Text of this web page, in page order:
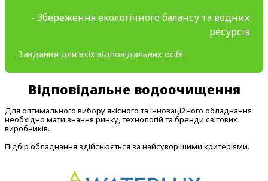
- Збереження екологічного балансу та водних
ресурсів
Завдання для всіх відповідальних осіб!
Відповідальне водоочищення
Для оптимального вибору якісного та інноваційного обладнання
необхідно мати знання ринку, технологій та бренди світових
виробників.
Підбір обладнання здійснюється за найсуворішими критеріями.